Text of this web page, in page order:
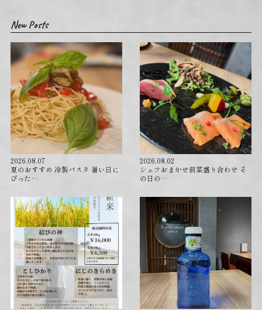
New Posts
2026.08.07
夏のおすすめ 冷製パスタ 暑い日に
ぴった…
2026.08.02
シェフおまかせ前菜盛り合わせ そ
の日の…